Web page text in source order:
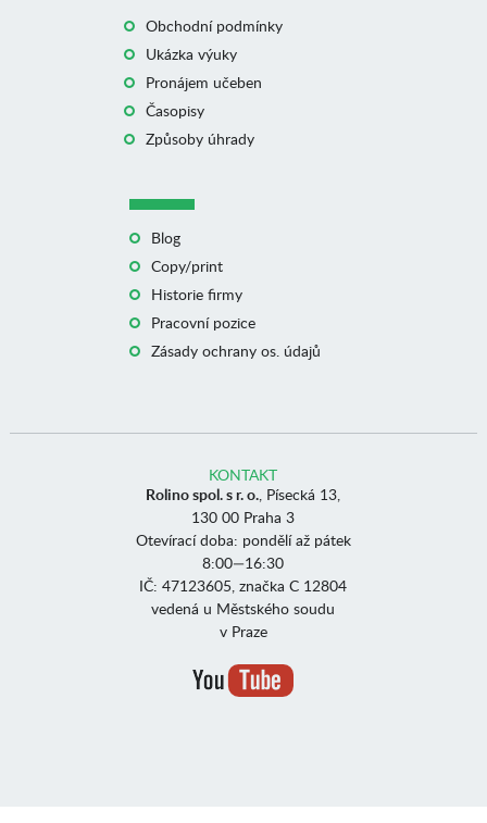
Obchodní podmínky
Ukázka výuky
Pronájem učeben
Časopisy
Způsoby úhrady
Blog
Copy/print
Historie firmy
Pracovní pozice
Zásady ochrany os. údajů
KONTAKT
Rolino spol. s r. o., Písecká 13,
130 00 Praha 3
Otevírací doba: pondělí až pátek
8:00—16:30
IČ: 47123605, značka C 12804
vedená u Městského soudu
v Praze